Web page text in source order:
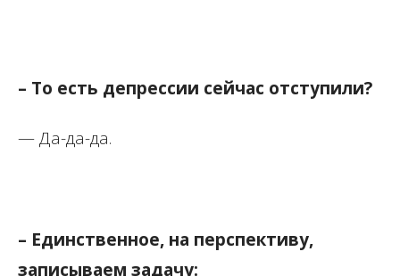
– То есть депрессии сейчас отступили?
— Да-да-да.
– Единственное, на перспективу,
записываем задачу: